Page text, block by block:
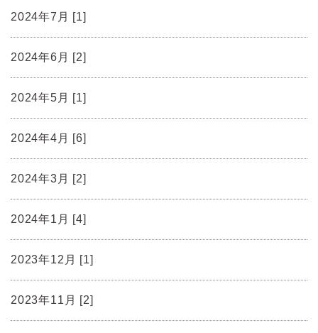
2024年7月 [1]
2024年6月 [2]
2024年5月 [1]
2024年4月 [6]
2024年3月 [2]
2024年1月 [4]
2023年12月 [1]
2023年11月 [2]